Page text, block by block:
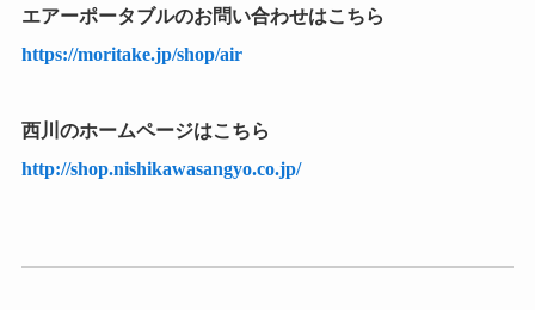
エアーポータブルのお問い合わせはこちら
https://moritake.jp/shop/air
西川のホームページはこちら
http://shop.nishikawasangyo.co.jp/